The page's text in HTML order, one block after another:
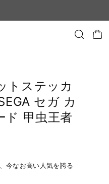
トステッカ
セガ カ
ド 甲虫王者
今なお高い人気を誇る